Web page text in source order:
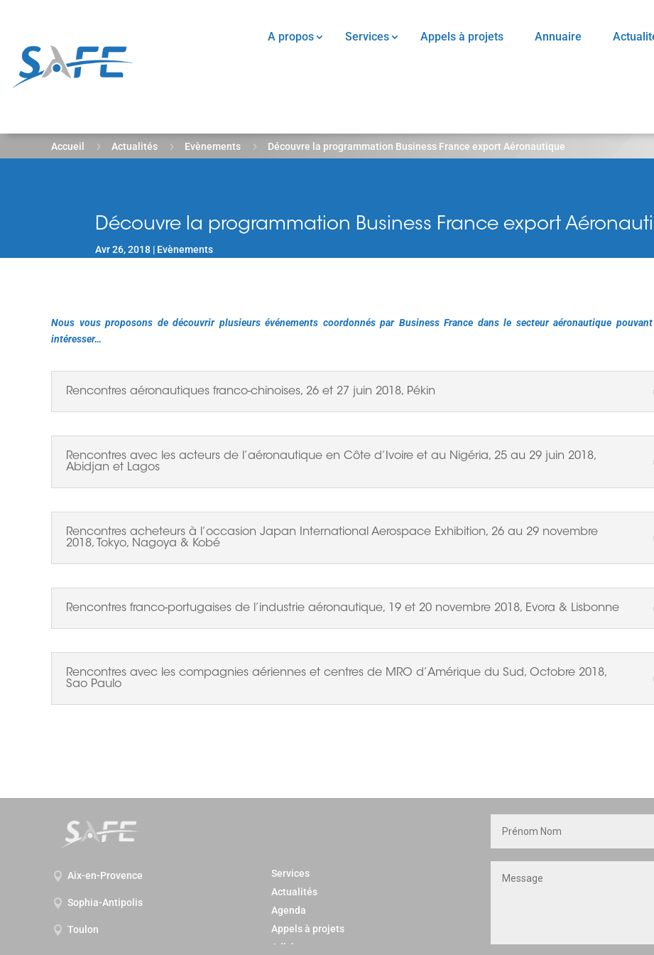
A propos Services Appels à projets Annuaire
Accueil 5 Actualités 5 Evènements 5 Découvre la programmation Business France export Aéronautique
Découvre la programmation Business France export
Avr 26, 2018 Evènements
Nous vous proposons de découvrir plusieurs événements coordonnés par Business France dans le secteur aéronautique
intéresser…
Rencontres aéronautiques franco-chinoises, 26 et 27 juin 2018, Pékin
Rencontres avec les acteurs de l’aéronautique en Côte d’Ivoire et au Nigéria, 25 au 29 juin 2018,
Abidjan et Lagos
Rencontres acheteurs à l’occasion Japan International Aerospace Exhibition, 26 au 29 novembre
2018, Tokyo, Nagoya & Kobé
Rencontres franco-portugaises de l’industrie aéronautique, 19 et 20 novembre 2018, Evora & Lisbonne
Rencontres avec les compagnies aériennes et centres de MRO d’Amérique du Sud, Octobre 2018,
Sao Paulo
 Aix-en-Provence
 Sophia-Antipolis
 Toulon
Services
Actualités
Agenda
Appels à projets
Adhérez